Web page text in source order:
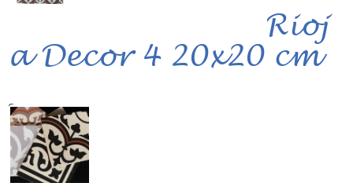
Rioj
a Decor 4 20x20 cm
Serie